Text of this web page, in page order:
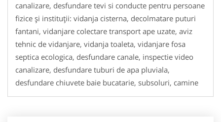
canalizare, desfundare tevi si conducte pentru persoane
fizice și instituții: vidanja cisterna, decolmatare puturi
fantani, vidanjare colectare transport ape uzate, aviz
tehnic de vidanjare, vidanja toaleta, vidanjare fosa
septica ecologica, desfundare canale, inspectie video
canalizare, desfundare tuburi de apa pluviala,
desfundare chiuvete baie bucatarie, subsoluri, camine